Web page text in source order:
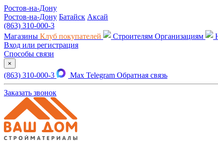
Ростов-на-Дону
Ростов-на-Дону Батайск Аксай
(863) 310-000-3
Магазины Клуб покупателей Строителям Организациям
Вход или регистрация
Способы связи
×
(863) 310-000-3 Max Telegram Обратная связь
Заказать звонок